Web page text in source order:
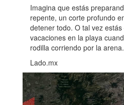
Imagina que estás
repente, un corte profundo
detener todo. O tal vez
vacaciones en la playa
rodilla corriendo por la arena.
Lado.mx